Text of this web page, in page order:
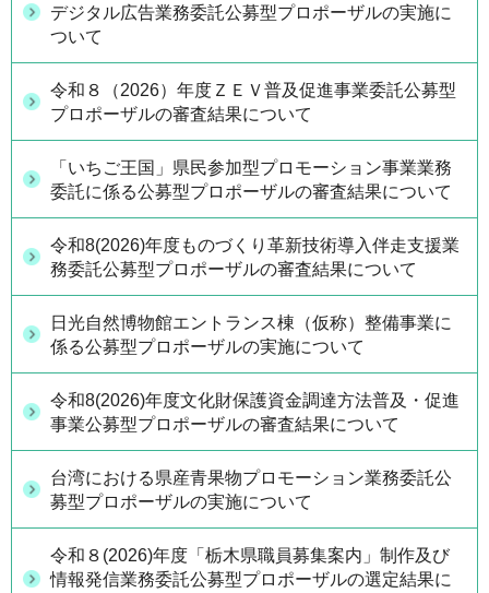
デジタル広告業務委託公募型プロポーザルの実施に
ついて
令和８（2026）年度ＺＥＶ普及促進事業委託公募型
プロポーザルの審査結果について
「いちご王国」県民参加型プロモーション事業業務
委託に係る公募型プロポーザルの審査結果について
令和8(2026)年度ものづくり革新技術導入伴走支援業
務委託公募型プロポーザルの審査結果について
日光自然博物館エントランス棟（仮称）整備事業に
係る公募型プロポーザルの実施について
令和8(2026)年度文化財保護資金調達方法普及・促進
事業公募型プロポーザルの審査結果について
台湾における県産青果物プロモーション業務委託公
募型プロポーザルの実施について
令和８(2026)年度「栃木県職員募集案内」制作及び
情報発信業務委託公募型プロポーザルの選定結果に